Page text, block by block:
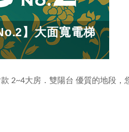
】大面寬電梯
2~4大房．雙陽台 優質的地段，